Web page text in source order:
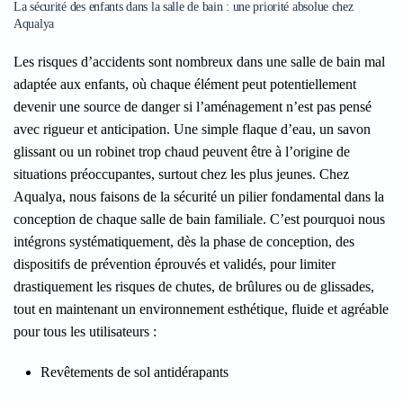
La sécurité des enfants dans la salle de bain : une priorité absolue chez
Aqualya
Les risques d’accidents sont nombreux dans une salle de bain mal
adaptée aux enfants, où chaque élément peut potentiellement
devenir une source de danger si l’aménagement n’est pas pensé
avec rigueur et anticipation. Une simple flaque d’eau, un savon
glissant ou un robinet trop chaud peuvent être à l’origine de
situations préoccupantes, surtout chez les plus jeunes. Chez
Aqualya, nous faisons de la sécurité un pilier fondamental dans la
conception de chaque salle de bain familiale. C’est pourquoi nous
intégrons systématiquement, dès la phase de conception, des
dispositifs de prévention éprouvés et validés, pour limiter
drastiquement les risques de chutes, de brûlures ou de glissades,
tout en maintenant un environnement esthétique, fluide et agréable
pour tous les utilisateurs :
Revêtements de sol antidérapants